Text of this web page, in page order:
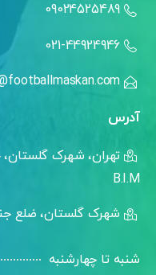
09024525489
021-44924946
آدرس
B.I.M
شهرک گلستان، ضلع
شنبه تا چهارشنبه